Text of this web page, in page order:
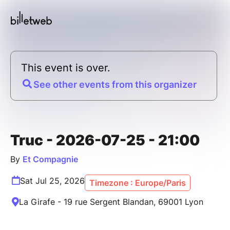
This event is over.
See other events from this organizer
Truc - 2026-07-25 - 21:00
By Et Compagnie
Sat Jul 25, 2026 Timezone : Europe/Paris
La Girafe - 19 rue Sergent Blandan, 69001 Lyon